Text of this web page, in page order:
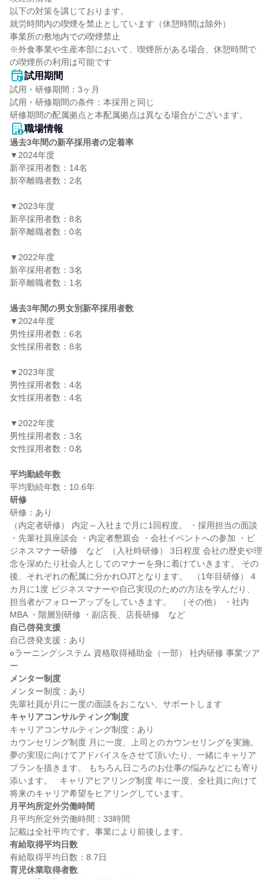
以下の対策を講じております。
就労時間内の喫煙を禁止としています（休憩時間は除外）
事業所の敷地内での喫煙禁止
※外食事業や生産本部において、喫煙所がある場合、休憩時間で
の喫煙所の利用は可能です
試用期間
試用・研修期間：3ヶ月
試用・研修期間の条件：本採用と同じ
職場情報
過去3年間の新卒採用者の定着率
▼2024年度
新卒採用者数：14名
新卒離職者数：2名
▼2023年度
新卒採用者数：8名
新卒離職者数：0名
▼2022年度
新卒採用者数：3名
新卒離職者数：1名
過去3年間の男女別新卒採用者数
▼2024年度
男性採用者数：6名
女性採用者数：8名
▼2023年度
男性採用者数：4名
女性採用者数：4名
▼2022年度
男性採用者数：3名
女性採用者数：0名
平均勤続年数
研修
研修：あり
（内定者研修） 内定～入社まで月に1回程度。 ・採用担当の面談
・先輩社員座談会 ・内定者懇親会 ・会社イベントへの参加 ・ビ
ジネスマナー研修　など  （入社時研修） 3日程度 会社の歴史や理
念を深めたり社会人としてのマナーを身に着けていきます。 その
後、それぞれの配属に分かれOJTとなります。  （1年目研修） 4
カ月に1度 ビジネスマナーや自己実現のための方法を学んだり、
担当者がフォローアップをしていきます。   （その他） ・社内
自己啓発支援
自己啓発支援：あり
eラーニングシステム 資格取得補助金（一部） 社内研修 事業ツア
メンター制度
メンター制度：あり
キャリアコンサルティング制度
キャリアコンサルティング制度：あり
カウンセリング制度 月に一度、上司とのカウンセリングを実施。
夢の実現に向けてアドバイスをさせて頂いたり、一緒にキャリア
プランを描きます。 もちろん日ごろのお仕事の悩みなどにも寄り
添います。   キャリアヒアリング制度 年に一度、全社員に向けて
月平均所定外労働時間
月平均所定外労働時間：33時間
有給取得平均日数
育児休業取得者数